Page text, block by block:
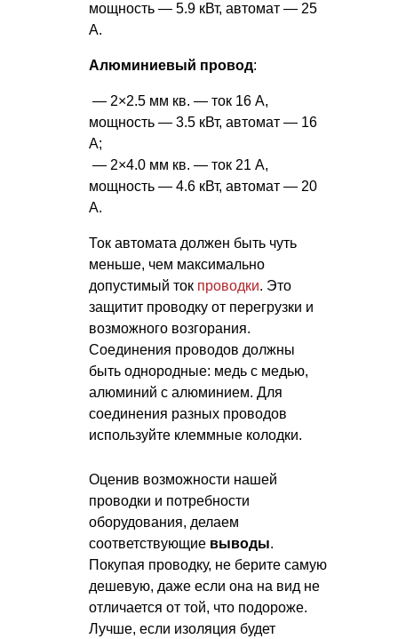
мощность — 5.9 кВт, автомат — 25
А.
Алюминиевый провод:
— 2×2.5 мм кв. — ток 16 А,
мощность — 3.5 кВт, автомат — 16
А;
— 2×4.0 мм кв. — ток 21 А,
мощность — 4.6 кВт, автомат — 20
А.
Ток автомата должен быть чуть
меньше, чем максимально
допустимый ток проводки. Это
защитит проводку от перегрузки и
возможного возгорания.
Соединения проводов должны
быть однородные: медь с медью,
алюминий с алюминием. Для
соединения разных проводов
используйте клеммные колодки.
Оценив возможности нашей
проводки и потребности
оборудования, делаем
соответствующие выводы.
Покупая проводку, не берите самую
дешевую, даже если она на вид не
отличается от той, что подороже.
Лучше, если изоляция будет